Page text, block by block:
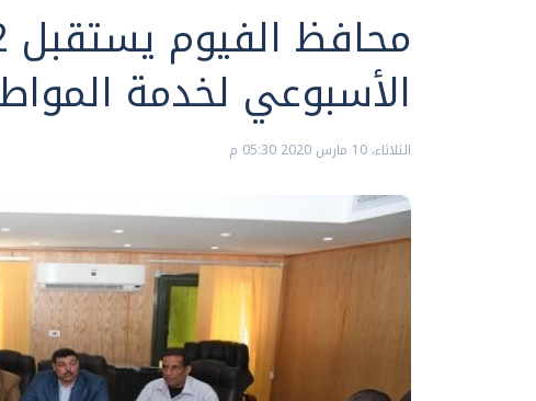
الأسبوعي لخدمة
الثلاثاء، 10 مارس 2020 05:30 م